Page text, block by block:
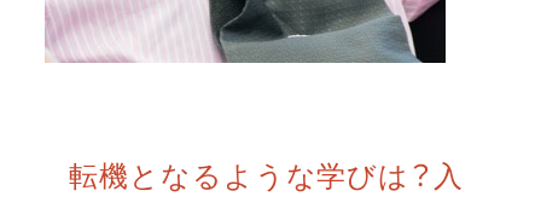
転機となるような学びは？入